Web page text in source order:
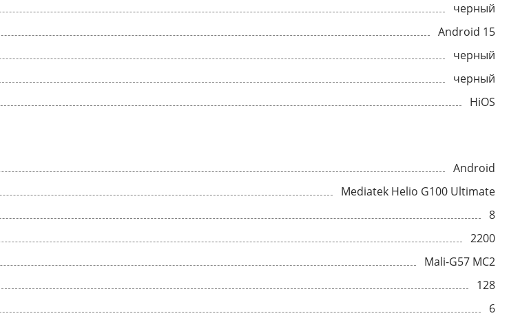
черный
Android 15
черный
черный
HiOS
Android
Mediatek Helio G100 Ultimate
8
2200
Mali-G57 MC2
128
6